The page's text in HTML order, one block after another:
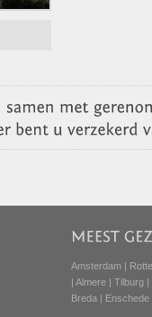
Amsterdam
Almere Tilburg
Breda
Enschede